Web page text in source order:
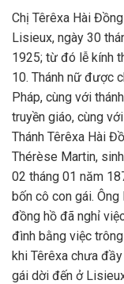
Chị Têrêxa Hài
Lisieux, ngày 30
1925; từ đó lễ kính
10. Thánh nữ được
Pháp, cùng với
truyền giáo, cùng
Thánh Têrêxa Hài
Thérèse Martin,
02 tháng 01 năm
bốn cô con gái.
đồng hồ đã nghỉ
đình bằng việc
khi Têrêxa chưa
gái dời đến ở